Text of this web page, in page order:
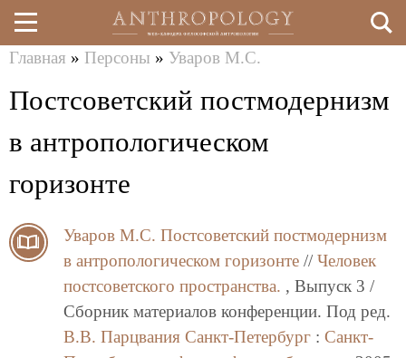
Перейти
к
здесь
Главная » Персоны » Уваров М.С.
Постсоветский постмодернизм
в антропологическом
горизонте
Уваров М.С. Постсоветский постмодернизм
в антропологическом горизонте // Человек
постсоветского пространства. , Выпуск 3 /
Сборник материалов конференции. Под ред.
В.В. Парцвания Санкт-Петербург : Санкт-